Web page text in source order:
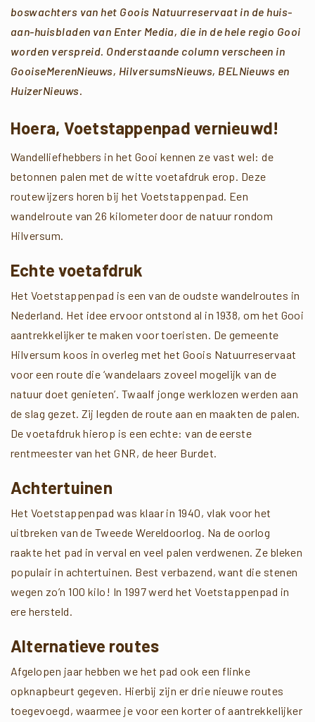
boswachters van het Goois Natuurreservaat in de huis-
aan-huisbladen van Enter Media, die in de hele regio Gooi
worden verspreid. Onderstaande column verscheen in
GooiseMerenNieuws, HilversumsNieuws, BELNieuws en
HuizerNieuws.
Hoera, Voetstappenpad vernieuwd!
Wandelliefhebbers in het Gooi kennen ze vast wel: de
betonnen palen met de witte voetafdruk erop. Deze
routewijzers horen bij het Voetstappenpad. Een
wandelroute van 26 kilometer door de natuur rondom
Hilversum.
Echte voetafdruk
Het Voetstappenpad is een van de oudste wandelroutes in
Nederland. Het idee ervoor ontstond al in 1938, om het Gooi
aantrekkelijker te maken voor toeristen. De gemeente
Hilversum koos in overleg met het Goois Natuurreservaat
voor een route die ‘wandelaars zoveel mogelijk van de
natuur doet genieten’. Twaalf jonge werklozen werden aan
de slag gezet. Zij legden de route aan en maakten de palen.
De voetafdruk hierop is een echte: van de eerste
rentmeester van het GNR, de heer Burdet.
Achtertuinen
Het Voetstappenpad was klaar in 1940, vlak voor het
uitbreken van de Tweede Wereldoorlog. Na de oorlog
raakte het pad in verval en veel palen verdwenen. Ze bleken
populair in achtertuinen. Best verbazend, want die stenen
wegen zo’n 100 kilo! In 1997 werd het Voetstappenpad in
ere hersteld.
Alternatieve routes
Afgelopen jaar hebben we het pad ook een flinke
opknapbeurt gegeven. Hierbij zijn er drie nieuwe routes
toegevoegd, waarmee je voor een korter of aantrekkelijker